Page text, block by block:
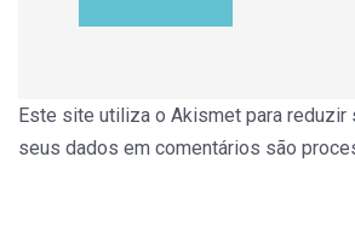
Este site utiliza o Akismet para reduzir
seus dados em comentários são